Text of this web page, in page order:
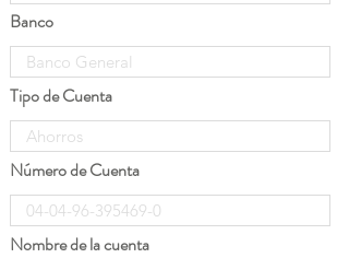
Banco
Tipo de Cuenta
Número de Cuenta
Nombre de la cuenta